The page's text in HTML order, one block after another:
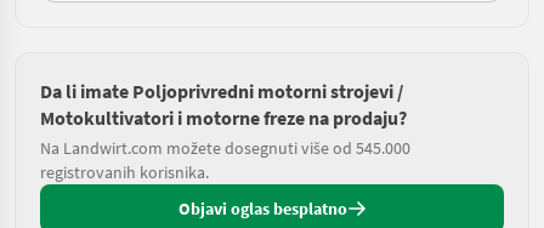
Da li imate Poljoprivredni motorni strojevi /
Motokultivatori i motorne freze na prodaju?
Na Landwirt.com možete dosegnuti više od 545.000
registrovanih korisnika.
Objavi oglas besplatno